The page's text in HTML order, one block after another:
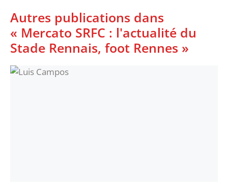
Autres publications dans
« Mercato SRFC : l'actualité du
Stade Rennais, foot Rennes »